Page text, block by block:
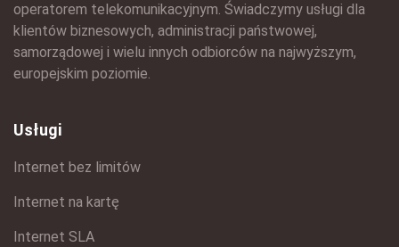
operatorem telekomunikacyjnym. Świadczymy usługi dla
klientów biznesowych, administracji państwowej,
samorządowej i wielu innych odbiorców na najwyższym,
europejskim poziomie.
Usługi
Internet bez limitów
Internet na kartę
Internet SLA